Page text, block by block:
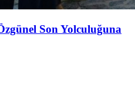
Son Yolculuğuna